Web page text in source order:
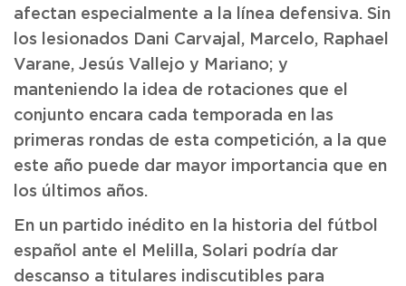
afectan especialmente a la línea defensiva. Sin
los lesionados Dani Carvajal, Marcelo, Raphael
Varane, Jesús Vallejo y Mariano; y
manteniendo la idea de rotaciones que el
conjunto encara cada temporada en las
primeras rondas de esta competición, a la que
este año puede dar mayor importancia que en
los últimos años.
En un partido inédito en la historia del fútbol
español ante el Melilla, Solari podría dar
descanso a titulares indiscutibles para